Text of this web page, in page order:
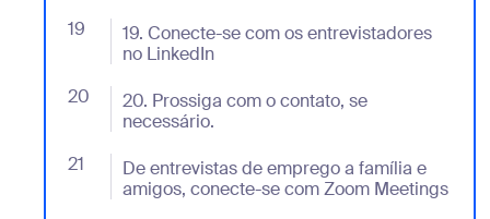
19
19. Conecte-se com os entrevistadores
no LinkedIn
- Jumplink to 19. Conecte-se com os
20
20. Prossiga com o contato, se
necessário.
- Jumplink to 20. Prossiga com o contato, se
21
De entrevistas de emprego a família e
amigos, conecte-se com Zoom Meetings
- Jumplink to De entrevistas de emprego a família